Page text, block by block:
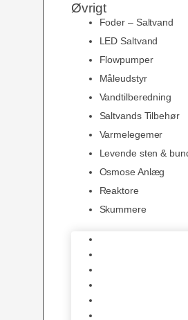
Øvrigt
Foder – Saltvand
LED Saltvand
Flowpumper
Måleudstyr
Vandtilberedning
Saltvands Tilbehør
Varmelegemer
Levende sten &
Osmose Anlæg
Reaktore
Skummere